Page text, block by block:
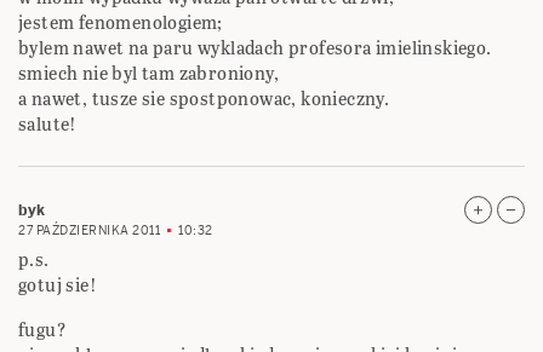
jestem fenomenologiem;
bylem nawet na paru wykladach profesora imielinskiego.
smiech nie byl tam zabroniony,
a nawet, tusze sie spostponowac, konieczny.
salute!
byk
27 PAŹDZIERNIKA 2011 10:32
p.s.
gotuj sie!
fugu?